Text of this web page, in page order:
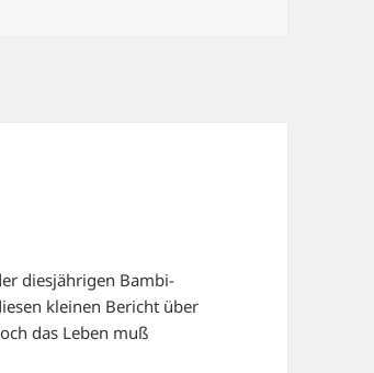
diesjährigen Bambi-
kleinen Bericht über
das Leben muß